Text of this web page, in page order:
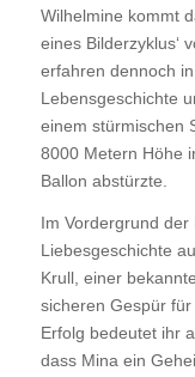
Wilhelmine kommt
eines Bilderzyklus‘
erfahren dennoch
Lebensgeschichte
einem stürmischen
8000 Metern Höhe
Ballon abstürzte.
Im Vordergrund
Liebesgeschichte
Krull, einer
sicheren Gespür
Erfolg bedeutet ihr
dass Mina ein